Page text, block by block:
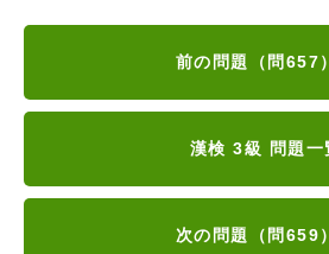
前の問題（問657
漢検 3級 問題一
次の問題（問659